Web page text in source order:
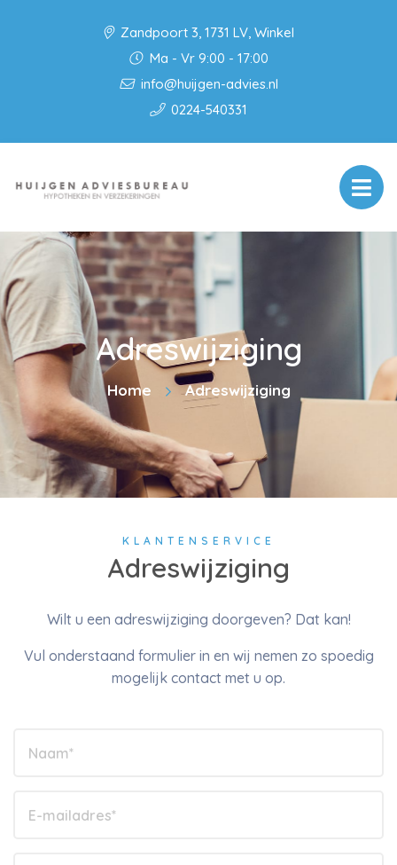
Zandpoort 3, 1731 LV, Winkel
Ma - Vr 9:00 - 17:00
info@huijgen-advies.nl
0224-540331
Adreswijziging
Home Adreswijziging
Adreswijziging
KLANTENSERVICE
Wilt u een adreswijziging doorgeven? Dat kan!
Vul onderstaand formulier in en wij nemen zo spoedig
mogelijk contact met u op.